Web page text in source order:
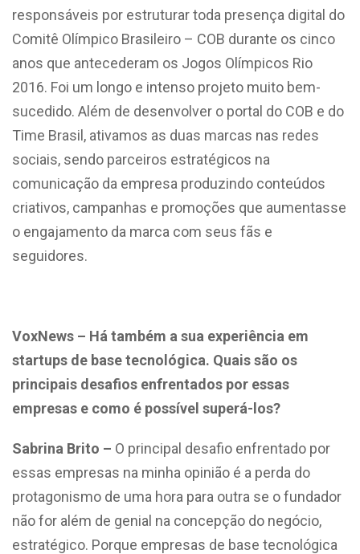
responsáveis por estruturar toda presença digital do
Comitê Olímpico Brasileiro – COB durante os cinco
anos que antecederam os Jogos Olímpicos Rio
2016. Foi um longo e intenso projeto muito bem-
sucedido. Além de desenvolver o portal do COB e do
Time Brasil, ativamos as duas marcas nas redes
sociais, sendo parceiros estratégicos na
comunicação da empresa produzindo conteúdos
criativos, campanhas e promoções que aumentasse
o engajamento da marca com seus fãs e
seguidores.
VoxNews – Há também a sua experiência em
startups de base tecnológica. Quais são os
principais desafios enfrentados por essas
empresas e como é possível superá-los?
Sabrina Brito – O principal desafio enfrentado por
essas empresas na minha opinião é a perda do
protagonismo de uma hora para outra se o fundador
não for além de genial na concepção do negócio,
estratégico. Porque empresas de base tecnológica